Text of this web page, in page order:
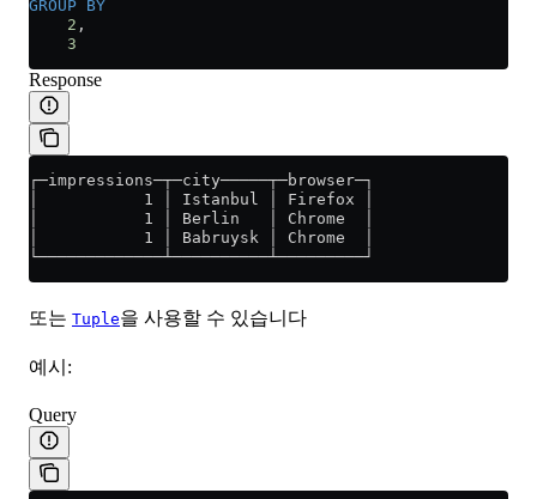
GROUP BY
    2
,
    3
Response
┌─impressions─┬─city─────┬─browser─┐
│           1 │ Istanbul │ Firefox │
│           1 │ Berlin   │ Chrome  │
│           1 │ Babruysk │ Chrome  │
└─────────────┴──────────┴─────────┘
또는 Tuple을 사용할 수 있습니다
예시:
Query